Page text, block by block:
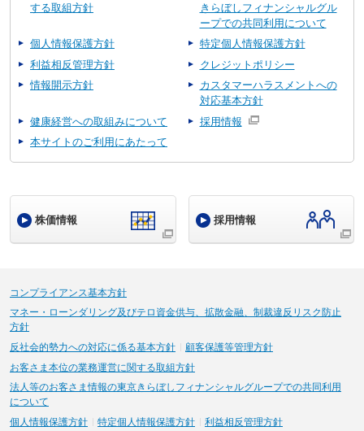
する取組方針
きらぼしフィナンシャルグル
ープでの共同利用について
個人情報保護方針
特定個人情報保護方針
利益相反管理方針
クレジットポリシー
情報開示方針
カスタマーハラスメントへの
対応基本方針
健康経営への取組みについて
採用情報
本サイトのご利用にあたって
株価情報 採用情報
コンプライアンス基本方針
マネー・ローンダリング及びテロ資金供与、拡散金融、制裁違反リスク防止
方針
反社会的勢力への対応に係る基本方針
顧客保護等管理方針
お客さま本位の業務運営に関する取組方針
法人等のお客さま情報の東京きらぼしフィナンシャルグループでの共同利用
について
個人情報保護方針
特定個人情報保護方針 利益相反管理方針